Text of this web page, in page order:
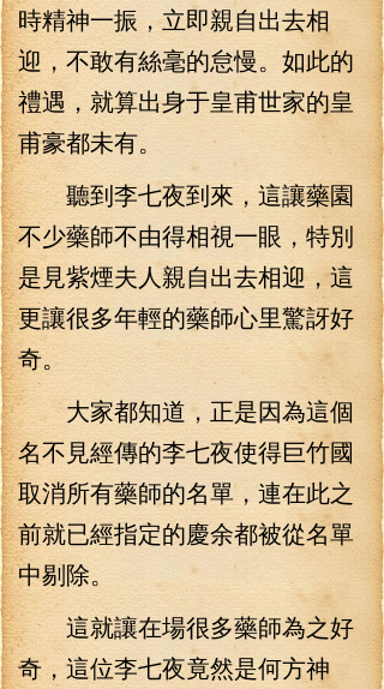
時精神一振，立即親自出去相
迎，不敢有絲毫的怠慢。如此的
禮遇，就算出身于皇甫世家的皇
甫豪都未有。
聽到李七夜到來，這讓藥園
不少藥師不由得相視一眼，特別
是見紫煙夫人親自出去相迎，這
更讓很多年輕的藥師心里驚訝好
奇。
大家都知道，正是因為這個
名不見經傳的李七夜使得巨竹國
取消所有藥師的名單，連在此之
前就已經指定的慶余都被從名單
中剔除。
這就讓在場很多藥師為之好
奇，這位李七夜竟然是何方神